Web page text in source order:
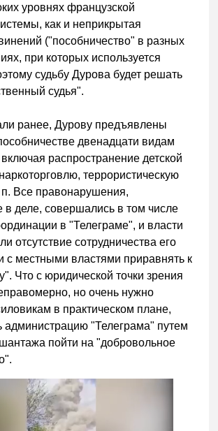
уровнях французской
как и неприкрытая
("пособничество" в разных
при которых используется
судьбу Дурова будет решать
судья".
ранее, Дурову предъявлены
двенадцати видам
распространение детской
террористическую
п. Все правонарушения,
деле, совершались в том числе
в "Телеграме", и власти
отсутствие сотрудничества его
с местными властями приравнять к
Что с юридической точки зрения
но очень нужно
в практическом плане,
администрацию "Телеграма" путем
пойти на "добровольное